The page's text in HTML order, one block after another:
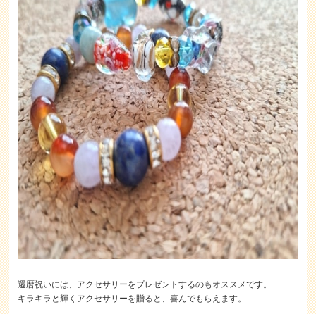
還暦祝いには、アクセサリーをプレゼントするのもオススメです。
キラキラと輝くアクセサリーを贈ると、喜んでもらえます。